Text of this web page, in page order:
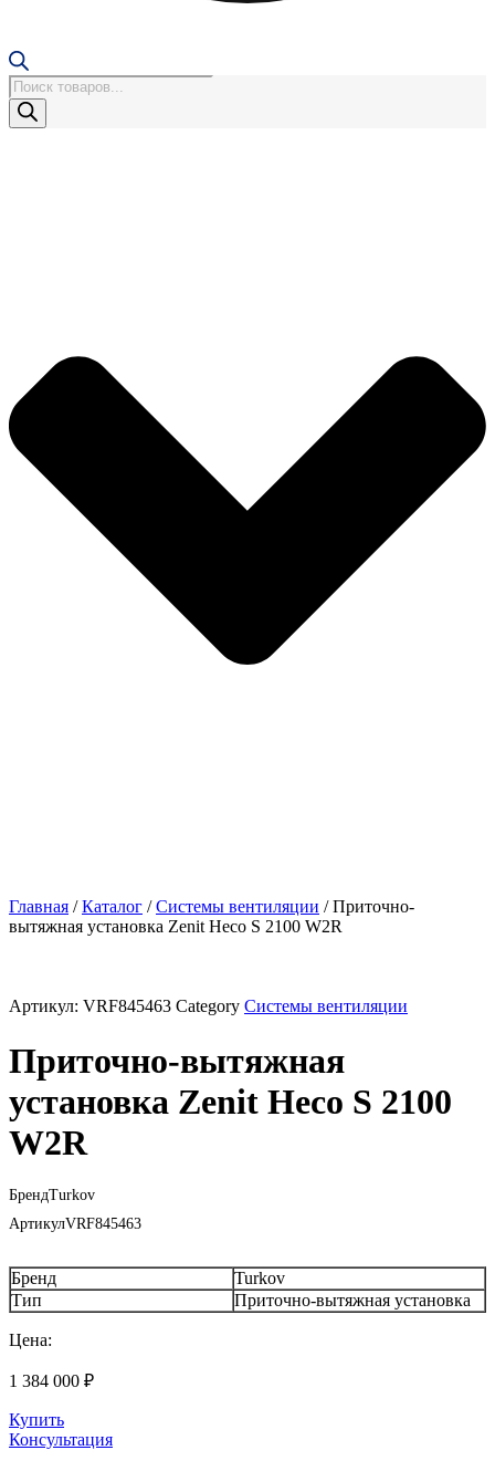
Поиск
товаров
Главная /Каталог /Системы вентиляции / Приточно-
вытяжная установка Zenit Heco S 2100 W2R
Артикул: VRF845463 Category Системы вентиляции
Приточно-вытяжная
установка Zenit Heco S 2100
W2R
БрендTurkov
АртикулVRF845463
Бренд
Turkov
Тип
Приточно-вытяжная установка
Цена:
1 384 000 ₽
Купить
Консультация